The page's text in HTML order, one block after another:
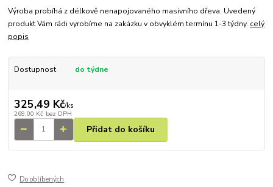
Výroba probíhá z délkově nenapojovaného masivního dřeva. Uvedený
produkt Vám rádi vyrobíme na zakázku v obvyklém termínu 1-3 týdny. celý
popis
Dostupnost do týdne
325,49 Kč/ks
269,00 Kč bez DPH
Přidat do košíku
Do oblíbených